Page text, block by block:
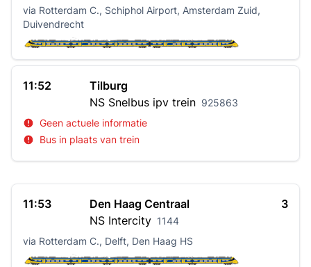
via Rotterdam C., Schiphol Airport, Amsterdam Zuid,
Duivendrecht
11:52
Tilburg
NS Snelbus ipv trein 925863
Geen actuele informatie
Bus in plaats van trein
11:53
Den Haag Centraal
NS Intercity 1144
3
via Rotterdam C., Delft, Den Haag HS